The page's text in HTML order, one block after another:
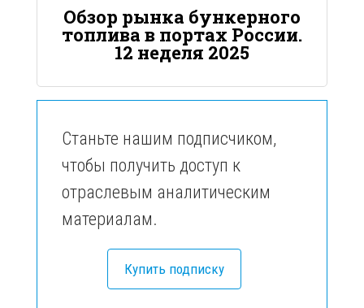
Обзор рынка бункерного
топлива в портах России.
12 неделя 2025
Станьте нашим подписчиком,
чтобы получить доступ к
отраслевым аналитическим
материалам.
Купить подписку